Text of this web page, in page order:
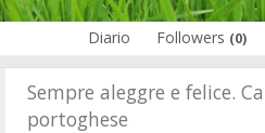
Diario Followers (0)
Sempre aleggre e felice.
portoghese